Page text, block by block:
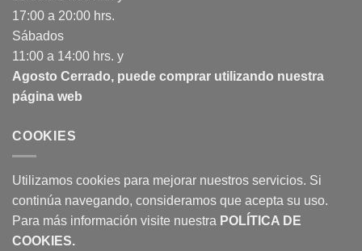
17:00 a 20:00 hrs.
Sábados
11:00 a 14:00 hrs. y
Agosto Cerrado, puede comprar utilizando nuestra
página web
COOKIES
Utilizamos cookies para mejorar nuestros servicios. Si
continúa navegando, consideramos que acepta su uso.
Para más información visite nuestra POLÍTICA DE
COOKIES.